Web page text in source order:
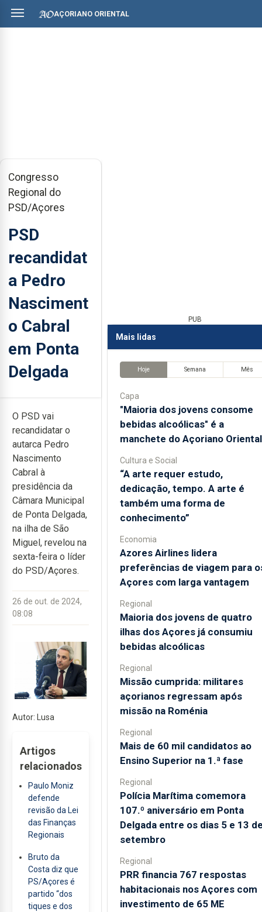
AÇORIANO ORIENTAL
Congresso
Regional do
PSD/Açores
PSD
recandidat
a Pedro
Nasciment
o Cabral
em Ponta
Delgada
O PSD vai
recandidatar o
autarca Pedro
Nascimento
Cabral à
presidência da
Câmara Municipal
de Ponta Delgada,
na ilha de São
Miguel, revelou na
sexta-feira o líder
do PSD/Açores.
26 de out. de 2024,
08:08
Autor: Lusa
Artigos
relacionados
Paulo Moniz
defende
revisão da Lei
das Finanças
Regionais
Bruto da
Costa diz que
PS/Açores é
partido “dos
tiques e dos
PUB
Mais lidas
Hoje Semana Mês
Capa
"Maioria dos jovens consome
bebidas alcoólicas" é a
manchete do Açoriano Oriental
Cultura e Social
“A arte requer estudo,
dedicação, tempo. A arte é
também uma forma de
conhecimento”
Economia
Azores Airlines lidera
preferências de viagem para
Açores com larga vantagem
Regional
Maioria dos jovens de quatro
ilhas dos Açores já consumiu
bebidas alcoólicas
Regional
Missão cumprida: militares
açorianos regressam após
missão na Roménia
Regional
Mais de 60 mil candidatos ao
Ensino Superior na 1.ª fase
Regional
Polícia Marítima comemora
107.º aniversário em Ponta
Delgada entre os dias 5 e 13
setembro
Regional
PRR financia 767 respostas
habitacionais nos Açores com
investimento de 65 ME